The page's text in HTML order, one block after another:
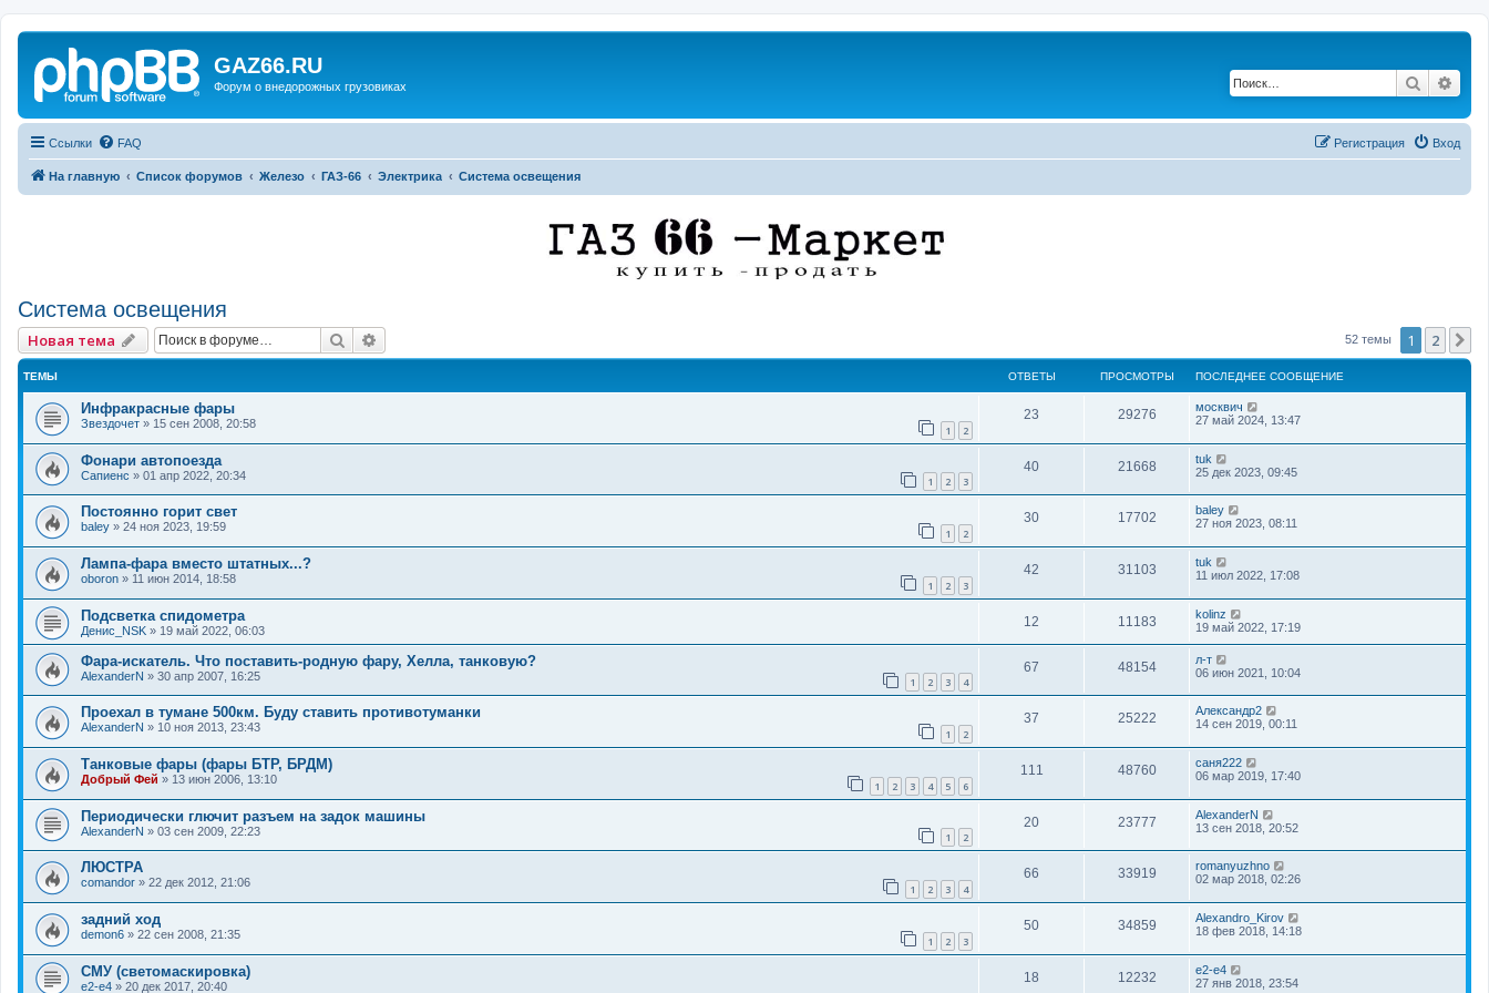
GAZ66.RU
Форум о внедорожных грузовиках Поиск
Ссылки FAQ Вход
Регистрация
На главную Список форумов Железо ГАЗ-66 Электрика Система освещения
Система освещения
Новая тема Поиск 52 темы 1 2
ТЕМЫ ОТВЕТЫ ПРОСМОТРЫ ПОСЛЕДНЕЕ СООБЩЕНИЕ
Инфракрасные фары
Звездочет » 15 сен 2008, 20:58 1 2
23 29276
москвич
27 май 2024, 13:47
Фонари автопоезда
Сапиенс » 01 апр 2022, 20:34 1 2 3
40 21668
tuk
25 дек 2023, 09:45
Постоянно горит свет
baley » 24 ноя 2023, 19:59 1 2
30 17702
baley
27 ноя 2023, 08:11
Лампа-фара вместо штатных...?
oboron » 11 июн 2014, 18:58 1 2 3
42 31103
tuk
11 июл 2022, 17:08
Подсветка спидометра
Денис_NSK » 19 май 2022, 06:03
12 11183
kolinz
19 май 2022, 17:19
Фара-искатель. Что поставить-родную фару, Хелла, танковую?
AlexanderN » 30 апр 2007, 16:25 1 2 3 4
67 48154
л-т
06 июн 2021, 10:04
Проехал в тумане 500км. Буду ставить противотуманки
AlexanderN » 10 ноя 2013, 23:43 1 2
37 25222
Александр2
14 сен 2019, 00:11
Танковые фары (фары БТР, БРДМ)
Добрый Фей » 13 июн 2006, 13:10 1 2 3 4 5 6
111 48760
саня222
06 мар 2019, 17:40
Периодически глючит разъем на задок машины
AlexanderN » 03 сен 2009, 22:23 1 2
20 23777
AlexanderN
13 сен 2018, 20:52
ЛЮСТРА
comandor » 22 дек 2012, 21:06 1 2 3 4
66 33919
romanyuzhno
02 мар 2018, 02:26
задний ход
demon6 » 22 сен 2008, 21:35 1 2 3
50 34859
Alexandro_Kirov
18 фев 2018, 14:18
СМУ (светомаскировка)
e2-e4 » 20 дек 2017, 20:40
18 12232
e2-e4
27 янв 2018, 23:54